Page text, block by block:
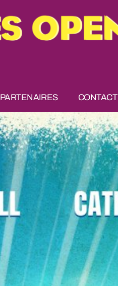
PARTENAIRES CONTACT